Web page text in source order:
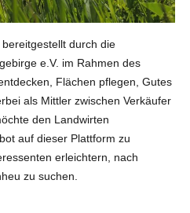
durch die
e.V. im Rahmen des
Flächen pflegen, Gutes
als Mittler zwischen Verkäufer
den Landwirten
auf dieser Plattform zu
erleichtern, nach
zu suchen.